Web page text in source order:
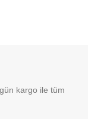
kargo ile tüm